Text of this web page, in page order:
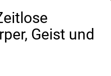
Geist und